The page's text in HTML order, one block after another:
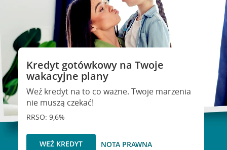
Kredyt gotówkowy na Twoje
wakacyjne plany
Weź kredyt na to co ważne. Twoje marzenia
nie muszą czekać!
RRSO: 9,6%
WEŹ KREDYT NOTA PRAWNA